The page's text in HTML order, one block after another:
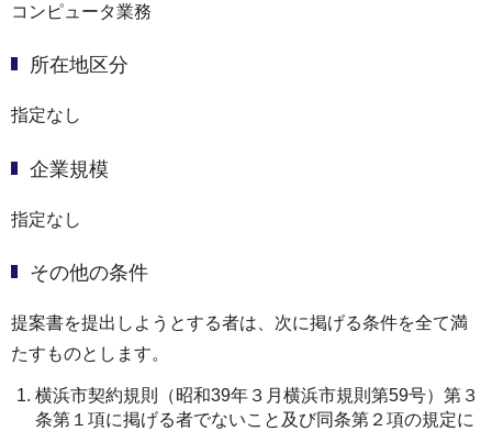
コンピュータ業務
所在地区分
指定なし
企業規模
指定なし
その他の条件
提案書を提出しようとする者は、次に掲げる条件を全て満
たすものとします。
横浜市契約規則（昭和39年３月横浜市規則第59号）第３
条第１項に掲げる者でないこと及び同条第２項の規定に